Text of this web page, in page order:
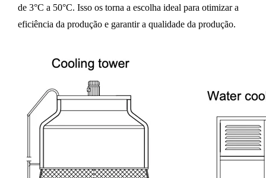
de 3°C a 50°C. Isso os torna a escolha ideal para otimizar a
eficiência da produção e garantir a qualidade da produção.